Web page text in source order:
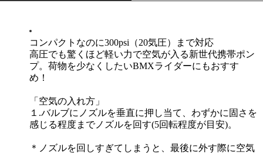
コンパクトなのに300psi（20気圧）まで対応
高圧でも驚くほど軽い力で空気が入る新世代携帯ポン
プ。荷物を少なくしたいBMXライダーにもおすす
め！
「空気の入れ方」
１.バルブにノズルを垂直に押し当て、わずかに固さを
感じる程度までノズルを回す(5回転程度が目安)。
＊ノズルを回しすぎてしまうと、最後に外す際に空気